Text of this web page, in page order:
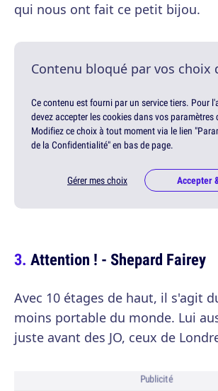
qui nous ont fait ce petit bijou.
Contenu bloqué par vos choix
Ce contenu est fourni par un service tiers. Pour
devez accepter les cookies dans vos
Modifiez ce choix à tout moment via le lien
de la Confidentialité" en bas de page.
Gérer mes choix Accepter
Attention ! - Shepard Fairey
Avec 10 étages de haut, il s'agit
moins portable du monde. Lui
juste avant des JO, ceux de
Publicité